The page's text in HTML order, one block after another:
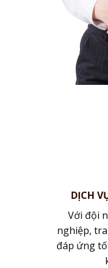
DỊCH
Với đội
nghiệp,
đáp ứng